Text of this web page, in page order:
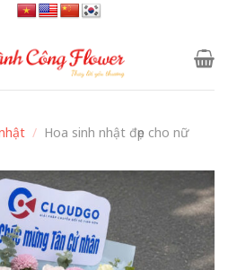
/ Hoa sinh nhật đẹp cho nữ